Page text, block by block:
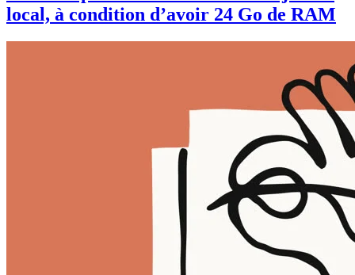
local, à condition d’avoir 24 Go de RAM